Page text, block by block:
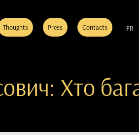
Thoughts Press Contacts FR
Хто